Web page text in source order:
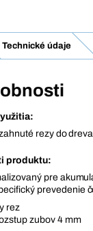
Technické údaje
rezy do
produktu:
pre
prevedenie
rez
zubov 4 mm